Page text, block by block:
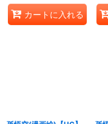
カートに入れる